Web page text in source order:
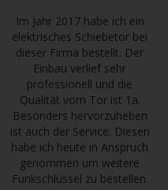
Im Jahr 2017 habe ich ein
elektrisches Schiebetor bei
dieser Firma bestellt. Der
Einbau verlief sehr
professionell und die
Qualität vom Tor ist 1a.
Besonders hervorzuheben
ist auch der Service. Diesen
habe ich heute in Anspruch
genommen um weitere
Funkschlüssel zu bestellen.